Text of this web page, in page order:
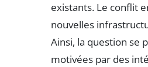
existants. Le conflit
nouvelles
Ainsi, la question se
motivées par des